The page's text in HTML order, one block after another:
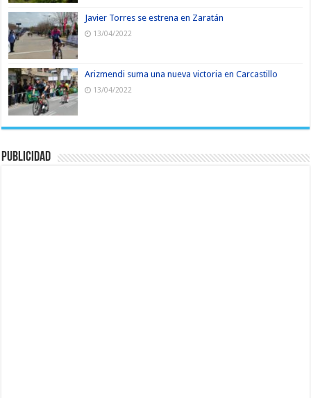
Javier Torres se estrena en Zaratán
13/04/2022
Arizmendi suma una nueva victoria en Carcastillo
13/04/2022
Publicidad